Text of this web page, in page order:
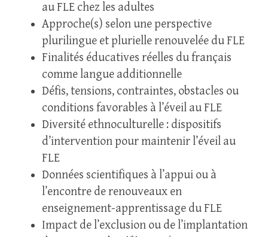
au FLE chez les adultes
Approche(s) selon une perspective
plurilingue et plurielle renouvelée du FLE
Finalités éducatives réelles du français
comme langue additionnelle
Défis, tensions, contraintes, obstacles ou
conditions favorables à l’éveil au FLE
Diversité ethnoculturelle : dispositifs
d’intervention pour maintenir l’éveil au
FLE
Données scientifiques à l’appui ou à
l’encontre de renouveaux en
enseignement-apprentissage du FLE
Impact de l’exclusion ou de l’implantation